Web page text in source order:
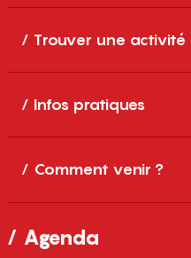
Trouver une activité
Infos pratiques
Comment venir ?
Agenda
?
PRO